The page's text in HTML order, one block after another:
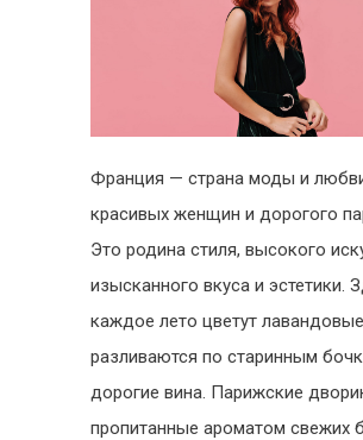
Франция — страна моды и
красивых женщин и дорогого
Это родина стиля, высокого
изысканного вкуса и эстетики.
каждое лето цветут
разливаются по старинным
дорогие вина. Парижские
пропитанные ароматом свежих